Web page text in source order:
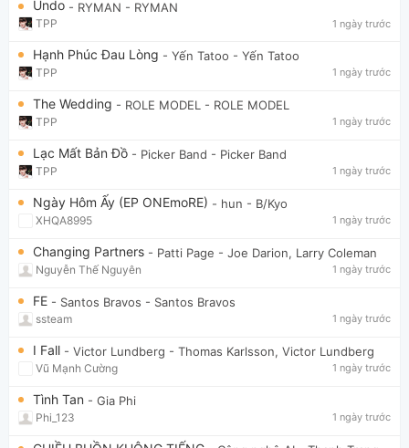
Undo - RYMAN - RYMAN
TPP 1 ngày trước
Hạnh Phúc Đau Lòng - Yến Tatoo - Yến Tatoo
TPP 1 ngày trước
The Wedding - ROLE MODEL - ROLE MODEL
TPP 1 ngày trước
Lạc Mất Bản Đồ - Picker Band - Picker Band
TPP 1 ngày trước
Ngày Hôm Ấy (EP ONEmoRE) - hun - B/Kyo
XHQA8995 1 ngày trước
Changing Partners - Patti Page - Joe Darion, Larry Coleman
Nguyễn Thế Nguyên 1 ngày trước
FE - Santos Bravos - Santos Bravos
ssteam 1 ngày trước
I Fall - Victor Lundberg - Thomas Karlsson, Victor Lundberg
Vũ Mạnh Cường 1 ngày trước
Tình Tan - Gia Phi
Phi_123 1 ngày trước